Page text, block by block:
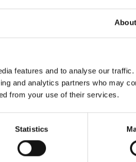
About
features and to analyse our
and analytics partners who may
from your use of their services.
Statistics